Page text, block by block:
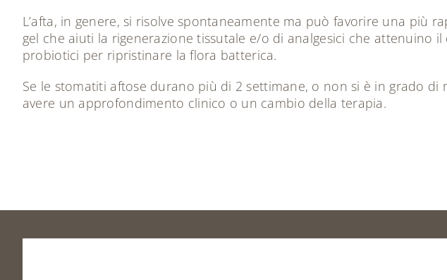
L’afta, in genere, si risolve spontaneamente ma può favorire una più
gel che aiuti la rigenerazione tissutale e/o di analgesici che attenuino
probiotici per ripristinare la flora batterica.
Se le stomatiti aftose durano più di 2 settimane, o non si è in grado
avere un approfondimento clinico o un cambio della terapia.